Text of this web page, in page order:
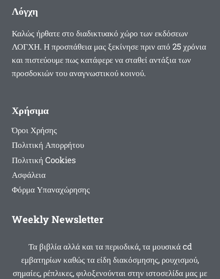
Λόγχη
Καλώς ήρθατε στο διαδικτυακό χώρο των εκδόσεων
ΛΟΓΧΗ. Η προσπάθεια μας ξεκίνησε πριν από 25 χρόνια
και πιστεύουμε πως κατάφερε να σταθεί αντάξια των
προσδοκιών του αναγνωστικού κοινού.
Χρήσιμα
Όροι Χρήσης
Πολιτική Απορρήτου
Πολιτική Cookies
Ασφάλεια
Φόρμα Υπαναχώρησης
Weekly Newsletter
Τα βιβλία αλλά και τα περιοδικά, τα μουσικά cd
εμβατηρίων καθώς τα είδη διακόσμησης, ρουχισμού,
σημαίες, ρέπλικες, φιλοξενούνται στην ιστοσελίδα μας με